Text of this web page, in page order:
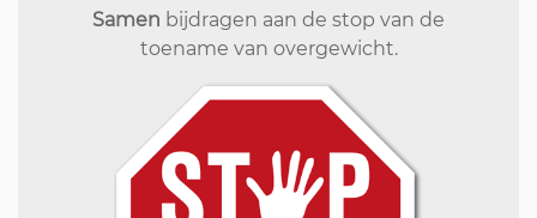
Samen bijdragen aan de stop van de
toename van overgewicht.